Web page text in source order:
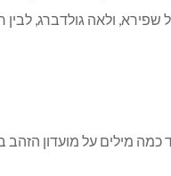
ולאה גולדברג, לבין
כמה מילים על מועדון הזהב